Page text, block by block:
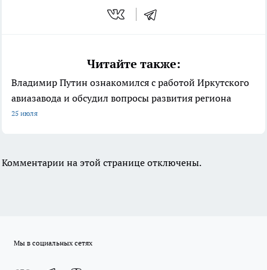
Читайте также:
Владимир Путин ознакомился с работой Иркутского
авиазавода и обсудил вопросы развития региона
25 июля
Комментарии на этой странице отключены.
Мы в социальных сетях